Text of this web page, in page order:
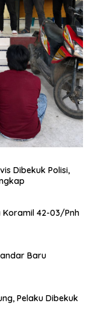
Dibekuk Polisi,
Koramil 42-03/Pnh
Baru
Pelaku Dibekuk